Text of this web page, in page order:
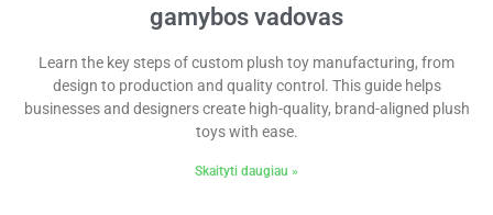
gamybos vadovas
Learn the key steps of custom plush toy manufacturing, from
design to production and quality control. This guide helps
businesses and designers create high-quality, brand-aligned plush
toys with ease.
Skaityti daugiau »